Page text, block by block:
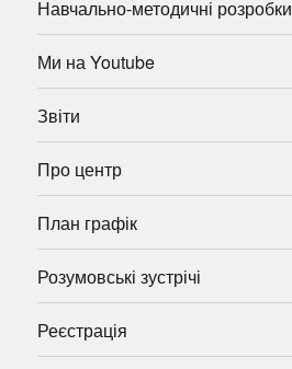
Навчально-методичні розробки
Ми на Youtube
Звіти
Про центр
План графік
Розумовські зустрічі
Реєстрація